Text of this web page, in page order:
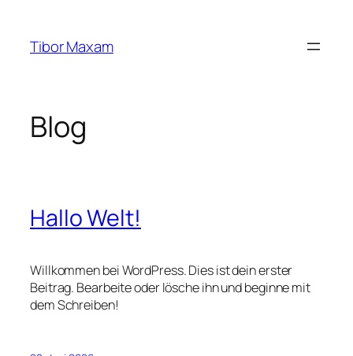
springen
Tibor Maxam
Blog
Hallo Welt!
Willkommen bei WordPress. Dies ist dein erster
Beitrag. Bearbeite oder lösche ihn und beginne mit
dem Schreiben!